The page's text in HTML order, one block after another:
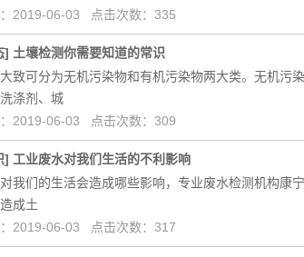
：2019-06-03 点击次数：335
] 土壤检测你需要知道的常识
致可分为无机污染物和有机污染物两大类。无机污
涤剂、城
：2019-06-03 点击次数：309
] 工业废水对我们生活的不利影响
我们的生活会造成哪些影响，专业废水检测机构康
成土
：2019-06-03 点击次数：317